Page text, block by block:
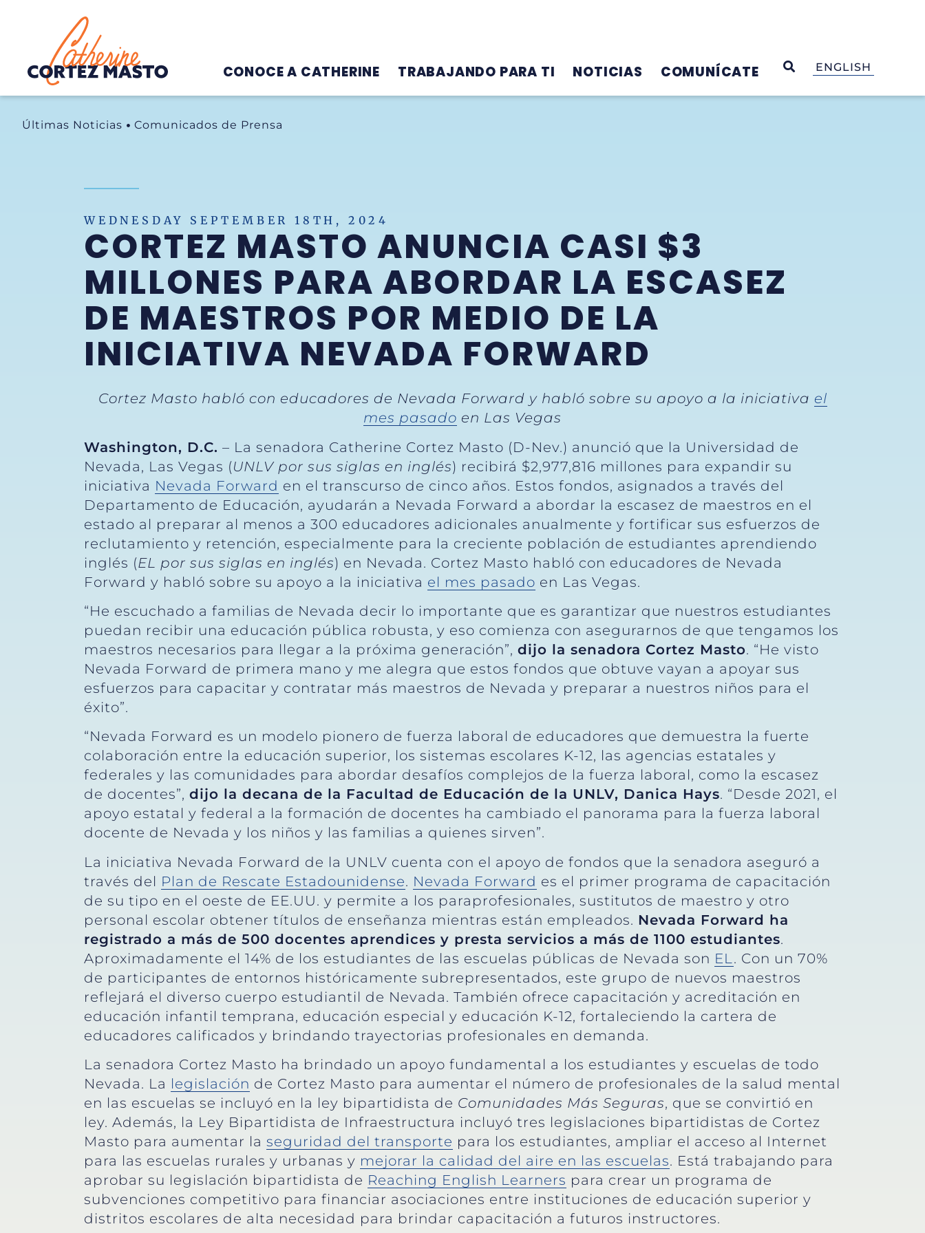
Home
CONOCE A CATHERINE TRABAJANDO PARA TI NOTICIAS COMUNÍCATE OPEN SEARCH
ENGLISH
Últimas Noticias Comunicados de Prensa
WEDNESDAY SEPTEMBER 18TH, 2024
CORTEZ MASTO ANUNCIA CASI $3
MILLONES PARA ABORDAR LA ESCASEZ
DE MAESTROS POR MEDIO DE LA
INICIATIVA NEVADA FORWARD
Cortez Masto habló con educadores de Nevada Forward y habló sobre su apoyo a la iniciativa el
mes pasado en Las Vegas
Washington, D.C. – La senadora Catherine Cortez Masto (D-Nev.) anunció que la Universidad de
Nevada, Las Vegas (UNLV por sus siglas en inglés) recibirá $2,977,816 millones para expandir su
iniciativa Nevada Forward en el transcurso de cinco años. Estos fondos, asignados a través del
Departamento de Educación, ayudarán a Nevada Forward a abordar la escasez de maestros en el
estado al preparar al menos a 300 educadores adicionales anualmente y fortificar sus esfuerzos de
reclutamiento y retención, especialmente para la creciente población de estudiantes aprendiendo
inglés (EL por sus siglas en inglés) en Nevada. Cortez Masto habló con educadores de Nevada
Forward y habló sobre su apoyo a la iniciativa el mes pasado en Las Vegas.
“He escuchado a familias de Nevada decir lo importante que es garantizar que nuestros estudiantes
puedan recibir una educación pública robusta, y eso comienza con asegurarnos de que tengamos los
maestros necesarios para llegar a la próxima generación”, dijo la senadora Cortez Masto. “He visto
Nevada Forward de primera mano y me alegra que estos fondos que obtuve vayan a apoyar sus
esfuerzos para capacitar y contratar más maestros de Nevada y preparar a nuestros niños para el
éxito”.
“Nevada Forward es un modelo pionero de fuerza laboral de educadores que demuestra la fuerte
colaboración entre la educación superior, los sistemas escolares K-12, las agencias estatales y
federales y las comunidades para abordar desafíos complejos de la fuerza laboral, como la escasez
de docentes”, dijo la decana de la Facultad de Educación de la UNLV, Danica Hays. “Desde 2021, el
apoyo estatal y federal a la formación de docentes ha cambiado el panorama para la fuerza laboral
docente de Nevada y los niños y las familias a quienes sirven”.
La iniciativa Nevada Forward de la UNLV cuenta con el apoyo de fondos que la senadora aseguró a
través del Plan de Rescate Estadounidense. Nevada Forward es el primer programa de capacitación
de su tipo en el oeste de EE.UU. y permite a los paraprofesionales, sustitutos de maestro y otro
personal escolar obtener títulos de enseñanza mientras están empleados. Nevada Forward ha
registrado a más de 500 docentes aprendices y presta servicios a más de 1100 estudiantes.
Aproximadamente el 14% de los estudiantes de las escuelas públicas de Nevada son EL. Con un 70%
de participantes de entornos históricamente subrepresentados, este grupo de nuevos maestros
reflejará el diverso cuerpo estudiantil de Nevada. También ofrece capacitación y acreditación en
educación infantil temprana, educación especial y educación K-12, fortaleciendo la cartera de
educadores calificados y brindando trayectorias profesionales en demanda.
La senadora Cortez Masto ha brindado un apoyo fundamental a los estudiantes y escuelas de todo
Nevada. La legislación de Cortez Masto para aumentar el número de profesionales de la salud mental
en las escuelas se incluyó en la ley bipartidista de Comunidades Más Seguras, que se convirtió en
ley. Además, la Ley Bipartidista de Infraestructura incluyó tres legislaciones bipartidistas de Cortez
Masto para aumentar la seguridad del transporte para los estudiantes, ampliar el acceso al Internet
para las escuelas rurales y urbanas y mejorar la calidad del aire en las escuelas. Está trabajando para
aprobar su legislación bipartidista de Reaching English Learners para crear un programa de
subvenciones competitivo para financiar asociaciones entre instituciones de educación superior y
distritos escolares de alta necesidad para brindar capacitación a futuros instructores.